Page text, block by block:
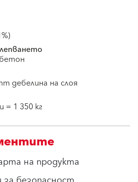
дебелина на слоя
1 350 кг
на продукта